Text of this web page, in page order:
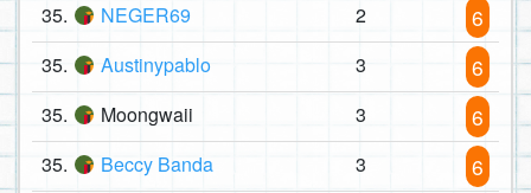
35. NEGER69 2 6
35. Austinypablo 3 6
35. Moongwaii 3 6
35. Beccy Banda 3 6